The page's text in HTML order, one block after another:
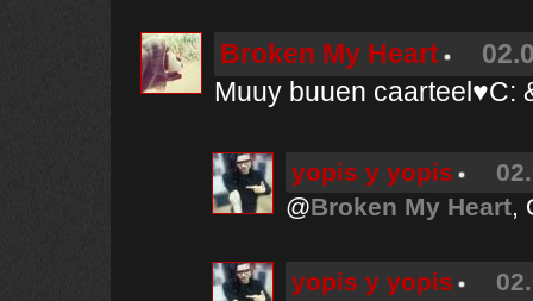
Broken My Heart
Muuy buuen caarteel♥C:
yopis y yopis
@Broken My Heart,
yopis y yopis